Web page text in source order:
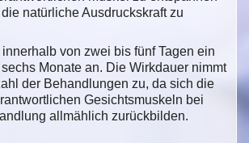
natürliche Ausdruckskraft zu
von zwei bis fünf Tagen ein
Monate an. Die Wirkdauer nimmt
der Behandlungen zu, da sich die
Gesichtsmuskeln bei
allmählich zurückbilden.